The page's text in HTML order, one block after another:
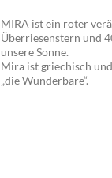
MIRA ist ein roter
Überriesenstern und
unsere Sonne.
Mira ist griechisch
„die Wunderbare“.